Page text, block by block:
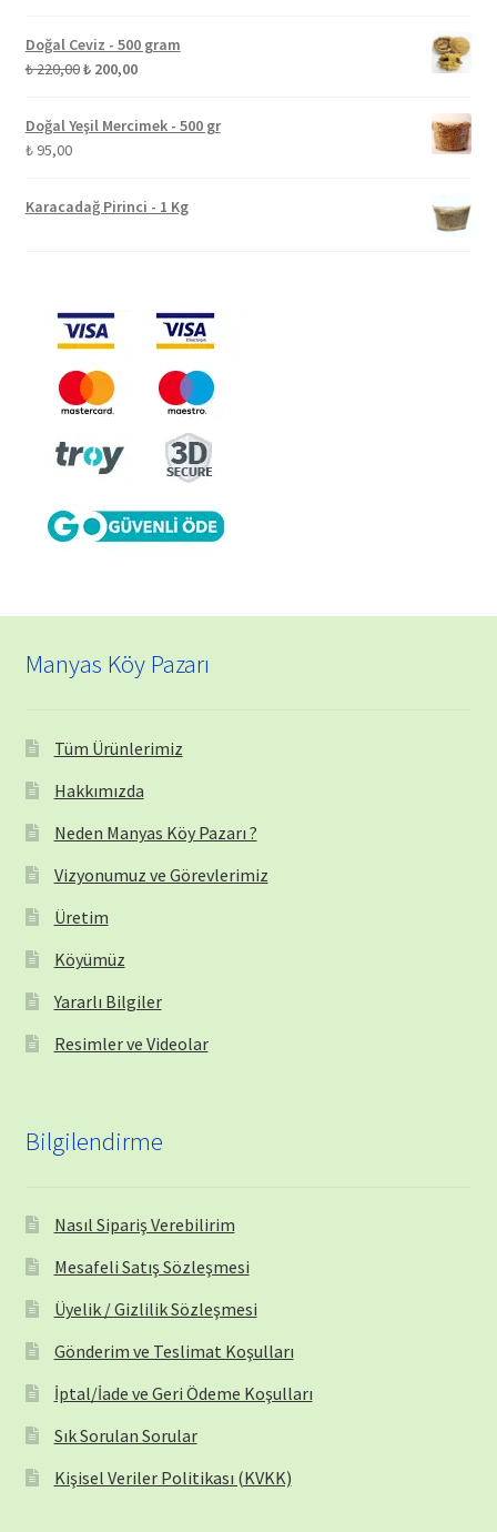
₺ 220,00.fiyat:
₺ 200,00.
Doğal Ceviz - 500 gram
₺220,00Orijinal
₺ 220,00.
₺200,00Şu
fiyat:
Doğal Yeşil Mercimek - 500 gr
₺95,00
Karacadağ Pirinci - 1 Kg
Manyas Köy Pazarı
Tüm Ürünlerimiz
Hakkımızda
Neden Manyas Köy Pazarı ?
Vizyonumuz ve Görevlerimiz
Üretim
Köyümüz
Yararlı Bilgiler
Resimler ve Videolar
Bilgilendirme
Nasıl Sipariş Verebilirim
Mesafeli Satış Sözleşmesi
Üyelik / Gizlilik Sözleşmesi
Gönderim ve Teslimat Koşulları
İptal/İade ve Geri Ödeme Koşulları
Sık Sorulan Sorular
Kişisel Veriler Politikası (KVKK)